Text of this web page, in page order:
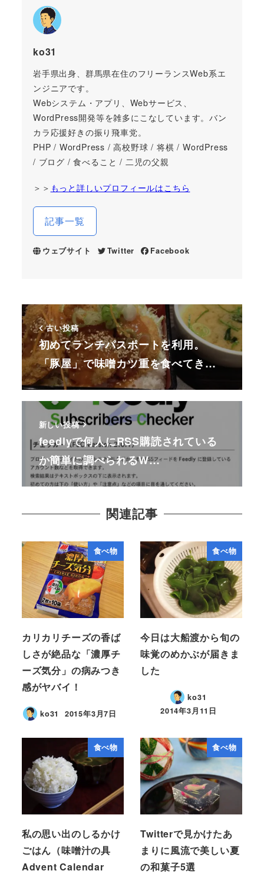
ko31
岩手県出身、群馬県在住のフリーランスWeb系エ
ンジニアです。
Webシステム・アプリ、Webサービス、
WordPress開発等を雑多にこなしています。バン
カラ応援好きの振り飛車党。
PHP / WordPress / 高校野球 / 将棋 / WordPress
/ ブログ / 食べること / 二児の父親
＞＞ もっと詳しいプロフィールはこちら
記事一覧
ウェブサイト Twitter Facebook
古い投稿
初めてランチパスポートを利用。
「豚屋」で味噌カツ重を食べてき…
新しい投稿
feedlyで何人にRSS購読されている
か簡単に調べられるW…
関連記事
食べ物
カリカリチーズの香ば
しさが絶品な「濃厚チ
ーズ気分」の病みつき
感がヤバイ！
ko31 2015年3月7日
食べ物
今日は大船渡から旬の
味覚のめかぶが届きま
した
ko31
2014年3月11日
食べ物
私の思い出のしるかけ
ごはん（味噌汁の具
Advent Calendar
食べ物
Twitterで見かけたあ
まりに風流で美しい夏
の和菓子5選